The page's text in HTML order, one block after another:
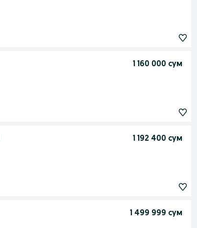
1 160 000 сум
1 192 400 сум
1 499 999 сум